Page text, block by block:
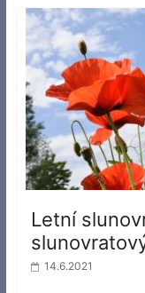
Letní
14.6.2021